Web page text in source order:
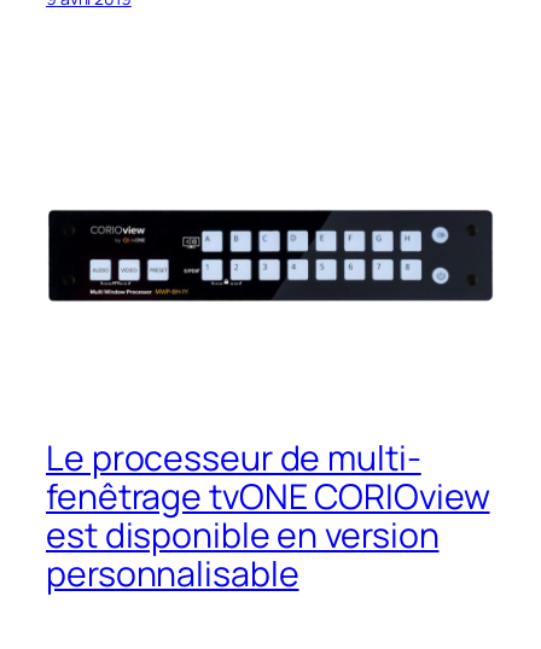
Le processeur de multi-
fenêtrage tvONE CORIOview
est disponible en version
personnalisable